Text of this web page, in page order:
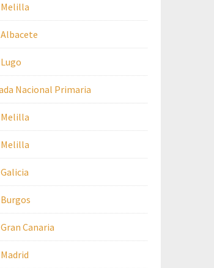
Melilla
Nacional Primaria
Melilla
Melilla
Canaria